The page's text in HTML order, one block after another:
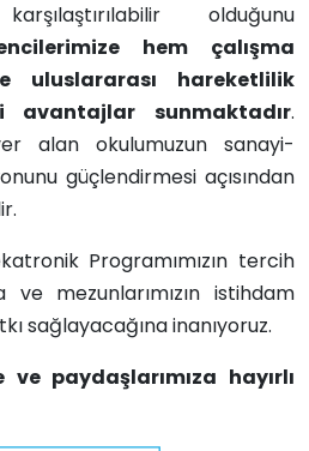
olduğunu
hem çalışma
uluslararası hareketlilik
avantajlar sunmaktadır.
alan okulumuzun sanayi-
güçlendirmesi açısından
Programımızın tercih
ve mezunlarımızın istihdam
sağlayacağına inanıyoruz.
paydaşlarımıza hayırlı